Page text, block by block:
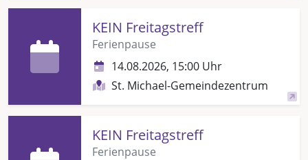
KEIN Freitagstreff
Ferienpause
14.08.2026, 15:00 Uhr
St. Michael-Gemeindezentrum
KEIN Freitagstreff
Ferienpause